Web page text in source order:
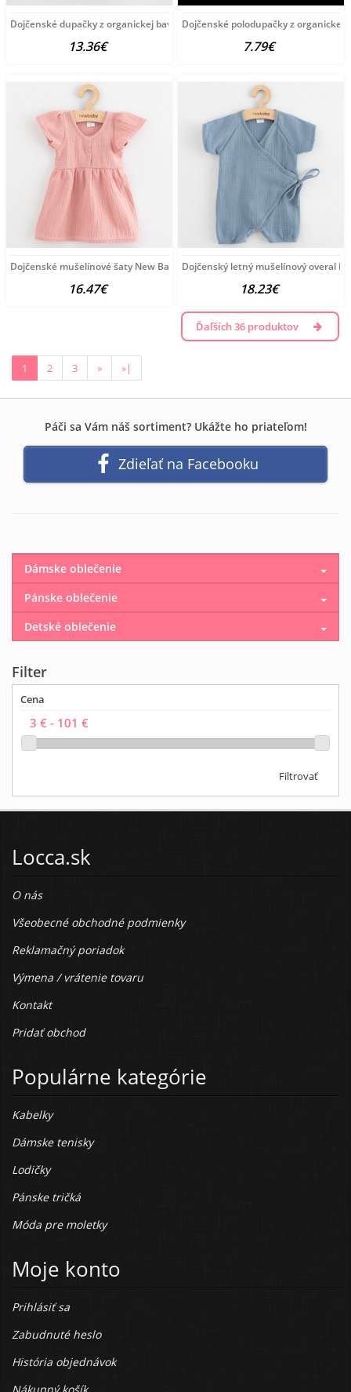
Dojčenské dupačky z organickej bavlny New Baby Olivy
13.36€
Dojčenské polodupačky z organickej
7.79€
Dojčenské mušelínové šaty New Baby pink ružová
16.47€
Dojčenský letný mušelínový overal
18.23€
Ďaľších 36 produktov
1 2 3 » »|
Páči sa Vám náš sortiment? Ukážte ho priateľom!
Zdieľať na Facebooku
Dámske oblečenie
Pánske oblečenie
Detské oblečenie
Filter
Cena
Filtrovať
Locca.sk
O nás
Všeobecné obchodné podmienky
Reklamačný poriadok
Výmena / vrátenie tovaru
Kontakt
Pridať obchod
Populárne kategórie
Kabelky
Dámske tenisky
Lodičky
Pánske tričká
Móda pre moletky
Moje konto
Prihlásiť sa
Zabudnuté heslo
História objednávok